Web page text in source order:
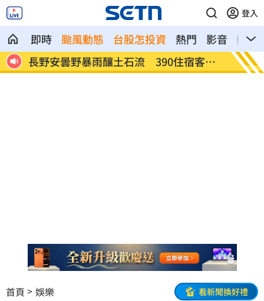
登入
即時 颱風動態 台股怎投資 熱門 影音
熱搜
大
長野安曇野暴雨釀土石流 390住宿客受
困
白海
首頁 娛樂 看新聞換好禮